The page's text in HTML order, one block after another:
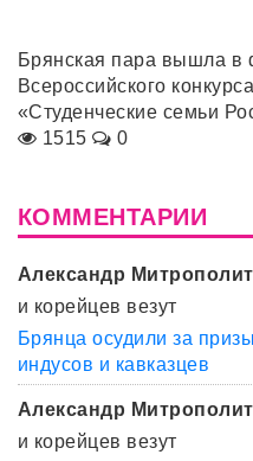
Брянская пара вышла в
Всероссийского конкурса
«Студенческие семьи
1515
0
КОММЕНТАРИИ
Александр
и корейцев везут
Брянца осудили за
индусов и кавказцев
Александр
и корейцев везут